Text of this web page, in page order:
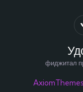
AxiomThemes
фиджитал